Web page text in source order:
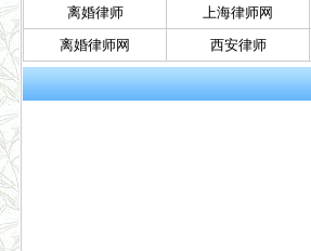
离婚律师
上海律师网
离婚律师网
西安律师